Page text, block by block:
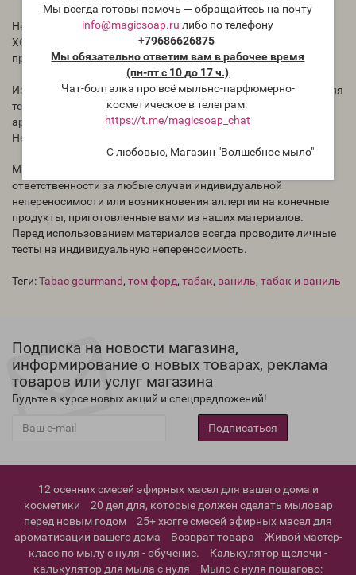
Мы всегда готовы помочь — обращайтесь на почту
info@magicsoap.ru либо по телефону
+79686626875
Мы обязательно ответим вам в рабочее время
(пн-пт с 10 до 17 ч.)
Чат-болталка про всё мыльно-парфюмерно-
косметическое в телеграм:
https://t.me/magicsoap_chat
С любовью, Магазин "Волшебное мыло"
Нет никаких сведений, как ведёт себя отдушка в мыле с нуля
ХОЛОДНЫМ способом. Всегда тестируйте отдушки перед
применением.
Избегать попадания концентрированноq отдушки на кожу, для
теста на реакцию кожи необходимо использовать раствор
ароматического масла (в другом масле).
Не употреблять внутрь.
Магазин "Волшебное мыло" Magicsoap.ru/shop не несёт
ответственности за любые случаи индивидуальной
непереносимости или возникновения аллергии на конечные
продукты, приготовленные вами из наших материалов.
Перед использованием материалов всегда проводите личные
тесты на индивидуальную непереносимость.
Теги:Tabac gourmand, том форд, табак, ваниль, табак и ваниль
Подписка на новости магазина,
информирование о новых товарах, реклама
товаров или услуг магазина
Будьте в курсе новых акций и спецпредложений!
Подписаться
12 осенних смесей эфирных масел для вашего дома и
косметики
20 дел для, которые должен сделать мыловар
перед новым годом
25+ хюгге смесей эфирных масел для
ароматизации вашего дома
Возврат товара
Живой мастер-
класс по мылу с нуля - обучение.
Калькулятор щелочи -
калькулятор для мыла с нуля
Мыло с нуля пошагово: